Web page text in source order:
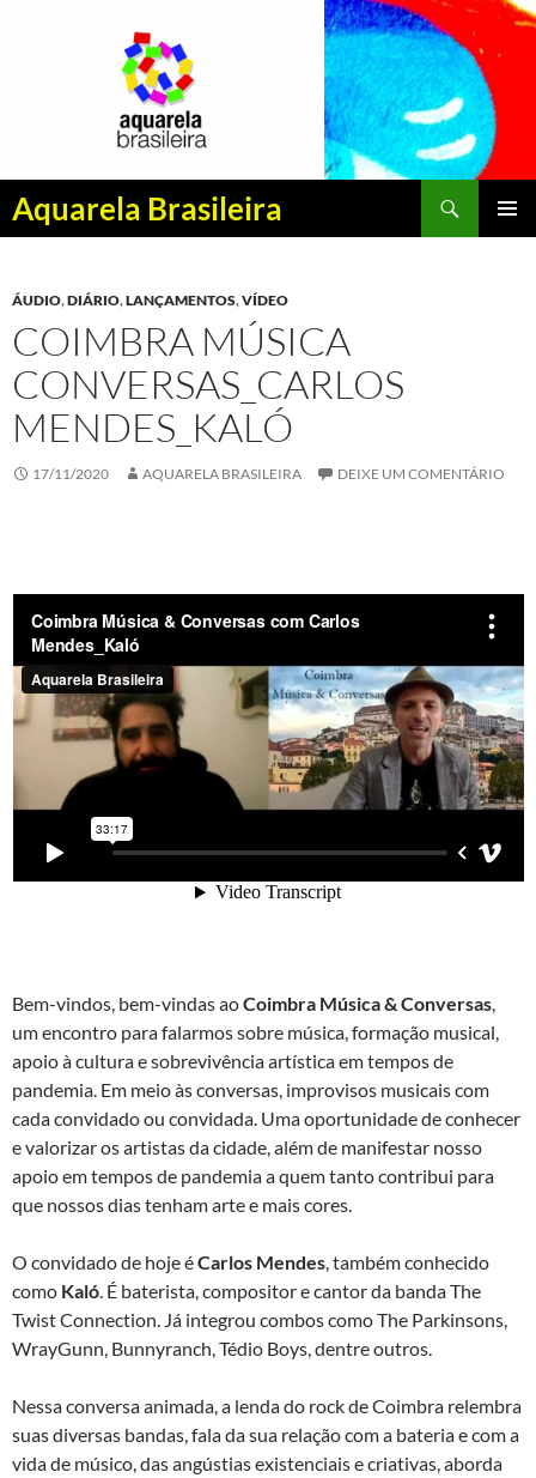
Aquarela Brasileira
Pesquisar
PULAR
CONTEÚDO
ÁUDIO,DIÁRIO,LANÇAMENTOS,VÍDEO
COIMBRA MÚSICA
CONVERSAS_CARLOS
MENDES_KALÓ
17/11/2020 AQUARELA BRASILEIRA DEIXE UM COMENTÁRIO
Bem-vindos, bem-vindas aoCoimbra Música & Conversas,
um encontro para falarmos sobre música, formação musical,
apoio à cultura e sobrevivência artística em tempos de
pandemia. Em meio às conversas, improvisos musicais com
cada convidado ou convidada. Uma oportunidade de conhecer
e valorizar os artistas da cidade, além de manifestar nosso
apoio em tempos de pandemia a quem tanto contribui para
que nossos dias tenham arte e mais cores.
O convidado de hoje éCarlos Mendes, também conhecido
como Kaló. É baterista, compositor e cantor da banda The
Twist Connection. Já integrou combos como The Parkinsons,
WrayGunn, Bunnyranch, Tédio Boys, dentre outros.
Nessa conversa animada, a lenda do rock de Coimbra relembra
suas diversas bandas, fala da sua relação com a bateria e com a
vida de músico, das angústias existenciais e criativas, aborda